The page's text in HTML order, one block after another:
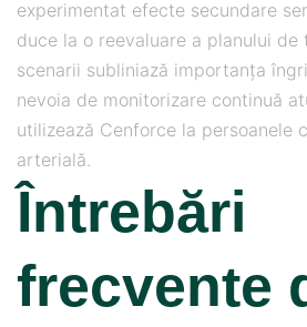
experimentat efecte secundare
duce la o reevaluare a planului
scenarii subliniază importanța
nevoia de monitorizare continuă
utilizează Cenforce la persoanele
arterială.
Întrebări
frecvente